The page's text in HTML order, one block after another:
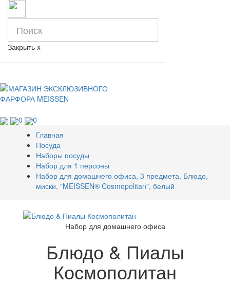
Закрыть x
0
0
Главная
Посуда
Наборы посуды
Набор для 1 персоны
Набор для домашнего офиса, 3 предмета, Блюдо,
миски, "MEISSEN® Cosmopolitan", белый
Набор для домашнего офиса
Блюдо & Пиалы
Космополитан